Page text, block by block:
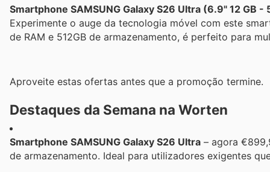
Smartphone SAMSUNG Galaxy S26 Ultra (6.9" 12 GB
Experimente o auge da tecnologia móvel com este
de RAM e 512GB de armazenamento, é perfeito para
Aproveite estas ofertas antes que a promoção termine.
Destaques da Semana na Worten
Smartphone SAMSUNG Galaxy S26 Ultra – agora
de armazenamento. Ideal para utilizadores exigentes